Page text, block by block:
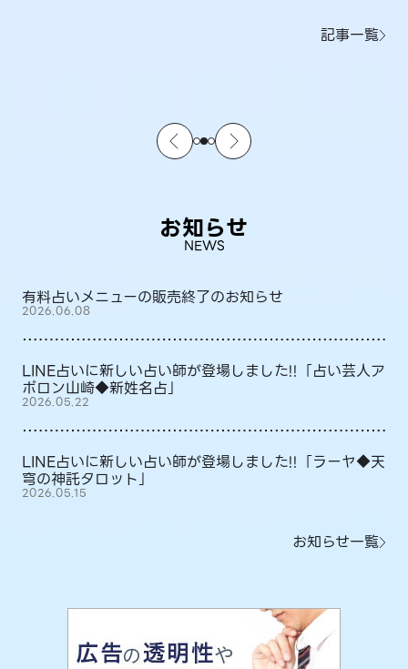
記事一覧
お知らせ
NEWS
有料占いメニューの販売終了のお知らせ
2026.06.08
LINE占いに新しい占い師が登場しました!!「占い芸人ア
ポロン山崎◆新姓名占」
2026.05.22
LINE占いに新しい占い師が登場しました!!「ラーヤ◆天
穹の神託タロット」
2026.05.15
お知らせ一覧